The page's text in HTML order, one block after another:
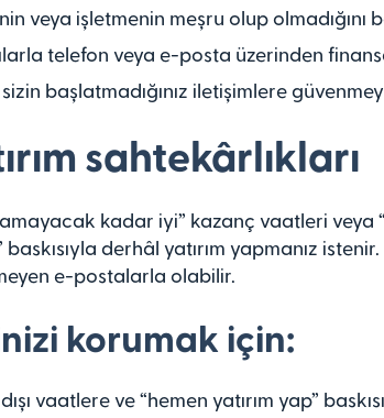
veya işletmenin meşru olup olmadığını
telefon veya e-posta üzerinden
başlatmadığınız iletişimlere
sahtekârlıkları
kadar iyi” kazanç vaatleri veya
baskısıyla derhâl yatırım yapmanız
e-postalarla olabilir.
korumak için:
vaatlere ve “hemen yatırım yap”